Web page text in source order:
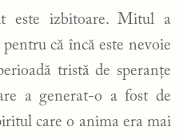
este izbitoare. Mitul a
că încă este nevoie
tristă de speranțe
a generat-o a fost de
care o anima era mai